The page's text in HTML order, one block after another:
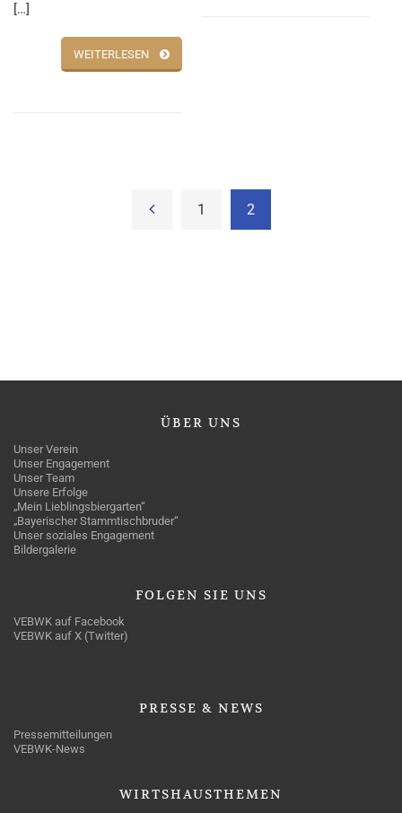
[…]
WEITERLESEN
1 2
ÜBER UNS
Unser Verein
Unser Engagement
Unser Team
Unsere Erfolge
„Mein Lieblingsbiergarten“
„Bayerischer Stammtischbruder“
Unser soziales Engagement
Bildergalerie
FOLGEN SIE UNS
VEBWK auf Facebook
VEBWK auf X (Twitter)
PRESSE & NEWS
Pressemitteilungen
VEBWK-News
WIRTSHAUSTHEMEN